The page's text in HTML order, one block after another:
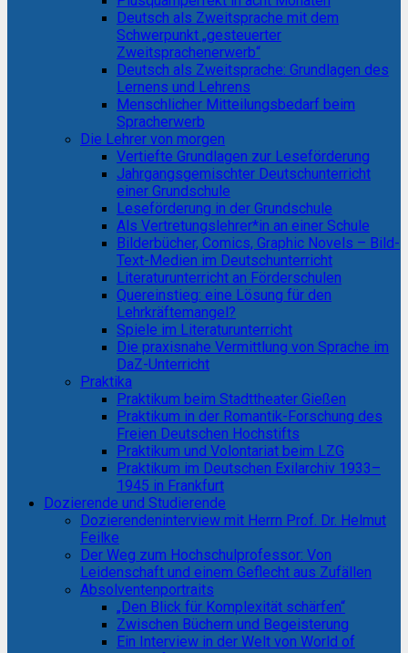
Deutsch als Zweitsprache mit dem
Schwerpunkt „gesteuerter
Zweitsprachenerwerb“
Deutsch als Zweitsprache: Grundlagen des
Lernens und Lehrens
Menschlicher Mitteilungsbedarf beim
Spracherwerb
Die Lehrer von morgen
Vertiefte Grundlagen zur Leseförderung
Jahrgangsgemischter Deutschunterricht
einer Grundschule
Leseförderung in der Grundschule
Als Vertretungslehrer*in an einer Schule
Bilderbücher, Comics, Graphic Novels – Bild-
Text-Medien im Deutschunterricht
Literaturunterricht an Förderschulen
Quereinstieg: eine Lösung für den
Lehrkräftemangel?
Spiele im Literaturunterricht
Die praxisnahe Vermittlung von Sprache im
DaZ-Unterricht
Praktika
Praktikum beim Stadttheater Gießen
Praktikum in der Romantik-Forschung des
Freien Deutschen Hochstifts
Praktikum und Volontariat beim LZG
Praktikum im Deutschen Exilarchiv 1933–
1945 in Frankfurt
Dozierende und Studierende
Dozierendeninterview mit Herrn Prof. Dr. Helmut
Feilke
Der Weg zum Hochschulprofessor: Von
Leidenschaft und einem Geflecht aus Zufällen
Absolventenportraits
„Den Blick für Komplexität schärfen“
Zwischen Büchern und Begeisterung
Ein Interview in der Welt von World of